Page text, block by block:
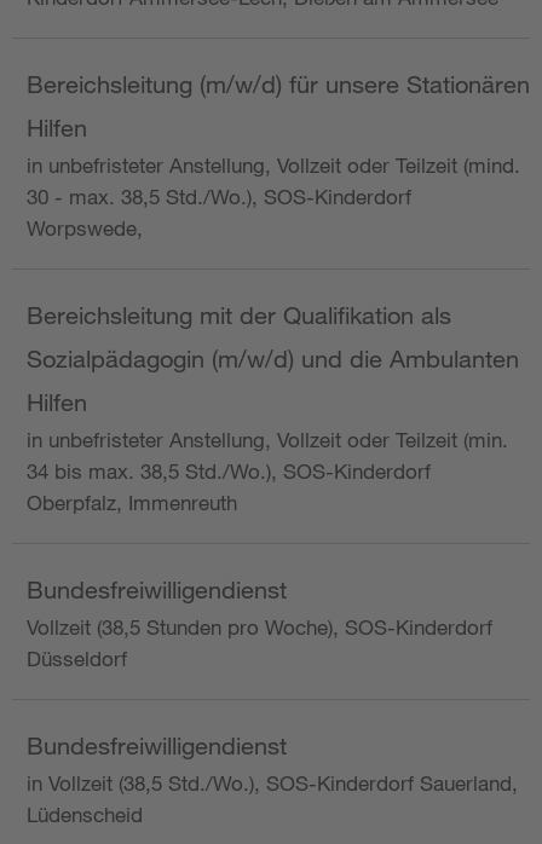
Bereichsleitung (m/w/d) für unsere Stationären
Hilfen
in unbefristeter Anstellung, Vollzeit oder Teilzeit (mind.
30 - max. 38,5 Std./Wo.), SOS-Kinderdorf
Worpswede,
Bereichsleitung mit der Qualifikation als
Sozialpädagogin (m/w/d) und die Ambulanten
Hilfen
in unbefristeter Anstellung, Vollzeit oder Teilzeit (min.
34 bis max. 38,5 Std./Wo.), SOS-Kinderdorf
Oberpfalz, Immenreuth
Bundesfreiwilligendienst
Vollzeit (38,5 Stunden pro Woche), SOS-Kinderdorf
Düsseldorf
Bundesfreiwilligendienst
in Vollzeit (38,5 Std./Wo.), SOS-Kinderdorf Sauerland,
Lüdenscheid